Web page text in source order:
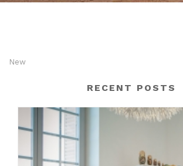
New
RECENT POSTS